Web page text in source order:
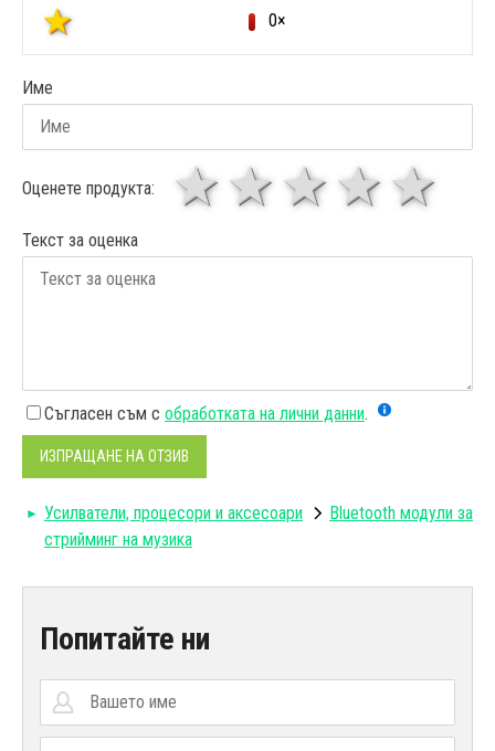
0×
Име
Оценете продукта: 4
3
звезди
1 звезда
Текст за оценка
Съгласен съм с обработката на лични данни.
ИЗПРАЩАНЕ НА ОТЗИВ
Усилватели, процесори и аксесоари
Bluetooth модули за
стрийминг на музика
Попитайте ни